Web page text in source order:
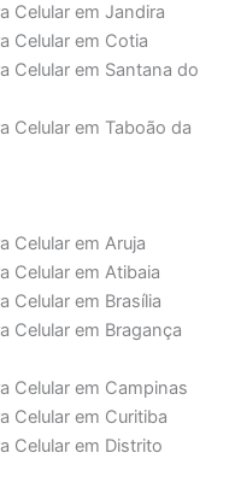
Celular em Jandira
Celular em Cotia
Celular em Santana do
Celular em Taboão da
Celular em Aruja
Celular em Atibaia
Celular em Brasília
Celular em Bragança
Celular em Campinas
Celular em Curitiba
Celular em Distrito